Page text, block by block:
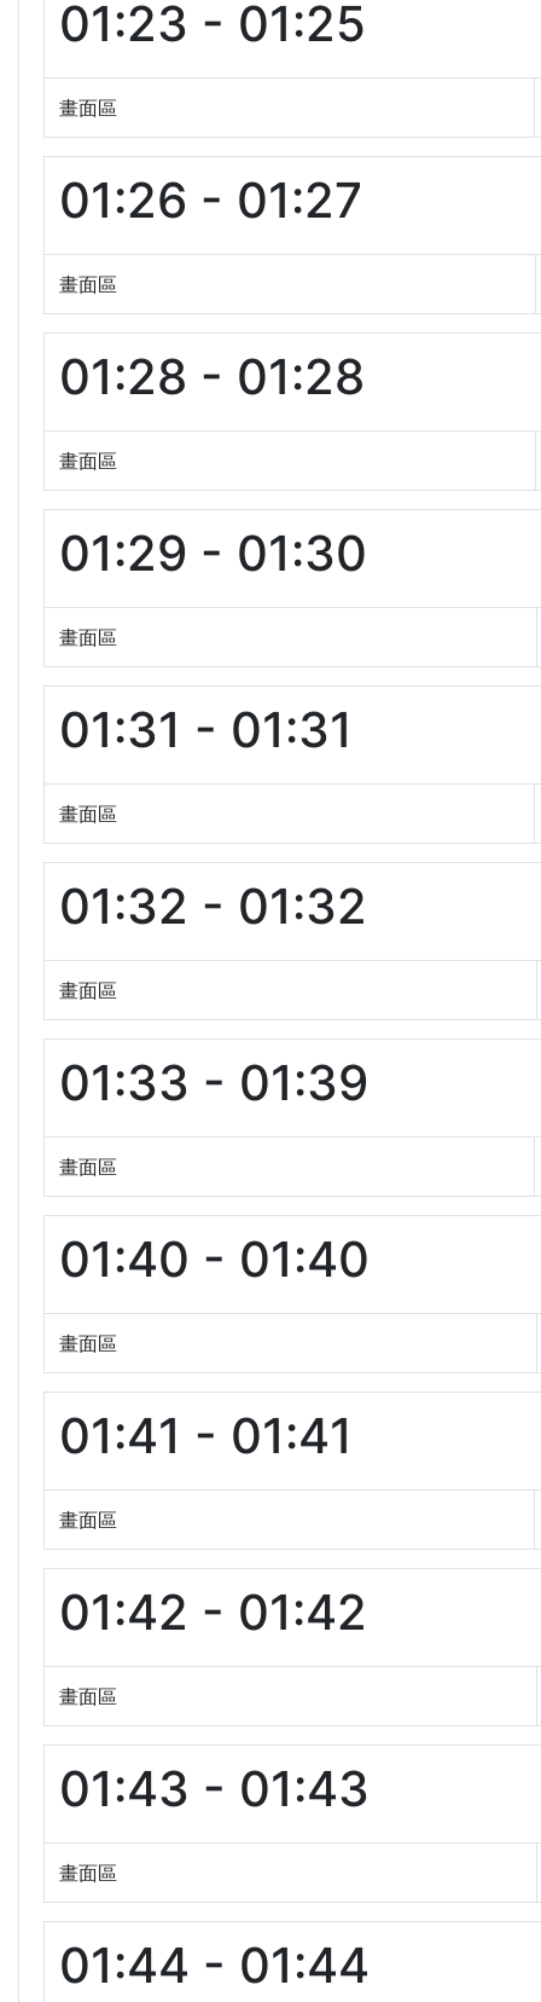
01:23 - 01:25
畫面區
01:26 - 01:27
畫面區
01:28 - 01:28
畫面區
01:29 - 01:30
畫面區
01:31 - 01:31
畫面區
01:32 - 01:32
畫面區
01:33 - 01:39
畫面區
01:40 - 01:40
畫面區
01:41 - 01:41
畫面區
01:42 - 01:42
畫面區
01:43 - 01:43
畫面區
01:44 - 01:44